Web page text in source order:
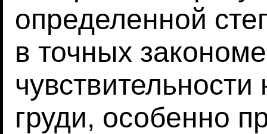
определенной
в точных
груди, особенно